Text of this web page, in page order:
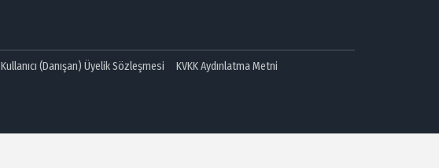
Kullanıcı (Danışan) Üyelik Sözleşmesi
KVKK Aydınlatma Metni